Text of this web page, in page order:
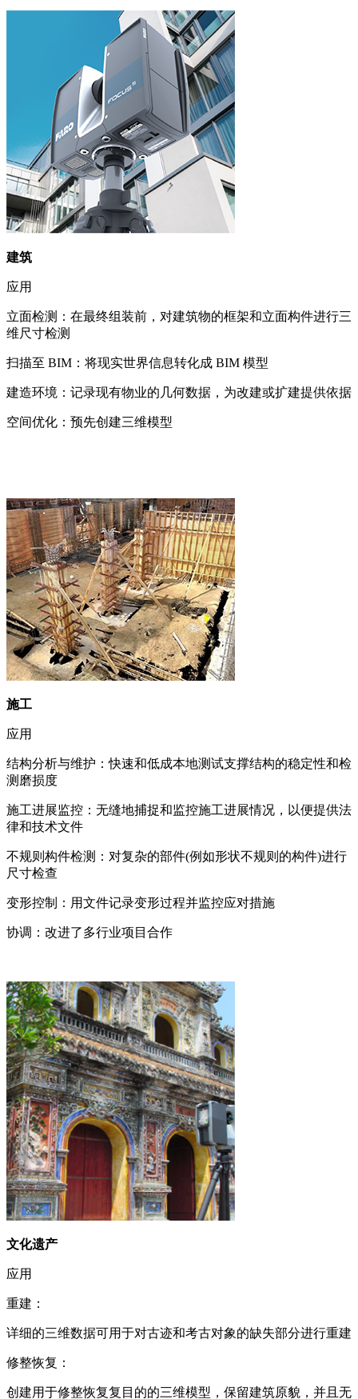
建筑
应用
立面检测：在最终组装前，对建筑物的框架和立面构件进行三
维尺寸检测
扫描至 BIM：将现实世界信息转化成 BIM 模型
建造环境：记录现有物业的几何数据，为改建或扩建提供依据
空间优化：预先创建三维模型
施工
应用
结构分析与维护：快速和低成本地测试支撑结构的稳定性和检
测磨损度
施工进展监控：无缝地捕捉和监控施工进展情况，以便提供法
律和技术文件
不规则构件检测：对复杂的部件(例如形状不规则的构件)进行
尺寸检查
变形控制：用文件记录变形过程并监控应对措施
协调：改进了多行业项目合作
文化遗产
应用
重建：
详细的三维数据可用于对古迹和考古对象的缺失部分进行重建
修整恢复：
创建用于修整恢复复目的的三维模型，保留建筑原貌，并且无